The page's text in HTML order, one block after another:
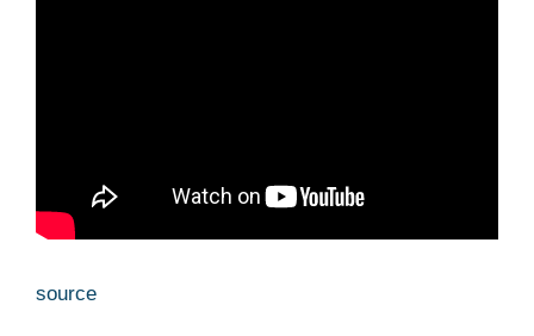
source